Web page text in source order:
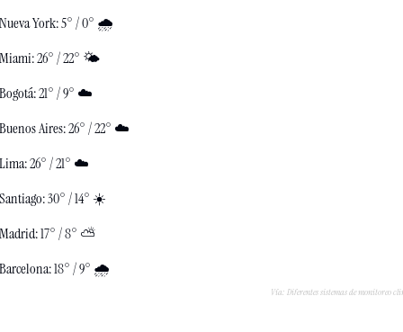
Nueva York: 5° / 0° 🌧️
Miami: 26° / 22° 🌤️
Bogotá: 21° / 9° ☁️
Buenos Aires: 26° / 22° ☁️
Lima: 26° / 21° ☁️
Santiago: 30° / 14° ☀️
Madrid: 17° / 8° ⛅️
Barcelona: 18° / 9° 🌧️
Vía: Diferentes sistemas de monitoreo